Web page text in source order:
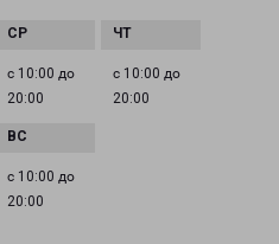
с 10:00 до
20:00
с 10:00 до
20:00
с 10:00 до
20:00